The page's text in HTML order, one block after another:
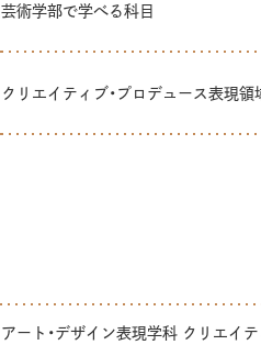
芸術学部で学べる科目
クリエイティブ・プロデュース表現領
アート・デザイン表現学科 クリエイ